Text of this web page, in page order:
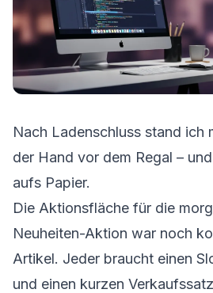
Nach Ladenschluss stand ich
der Hand vor dem Regal –
aufs Papier.
Die Aktionsfläche für die
Neuheiten-Aktion war noch
Artikel. Jeder braucht einen
und einen kurzen